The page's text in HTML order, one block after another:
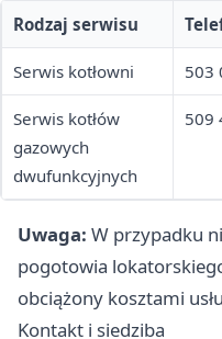
Rodzaj serwisu
Serwis kotłowni 503
Serwis kotłów
gazowych
dwufunkcyjnych
509
Uwaga: W przypadku
pogotowia
obciążony kosztami
Kontakt i siedziba